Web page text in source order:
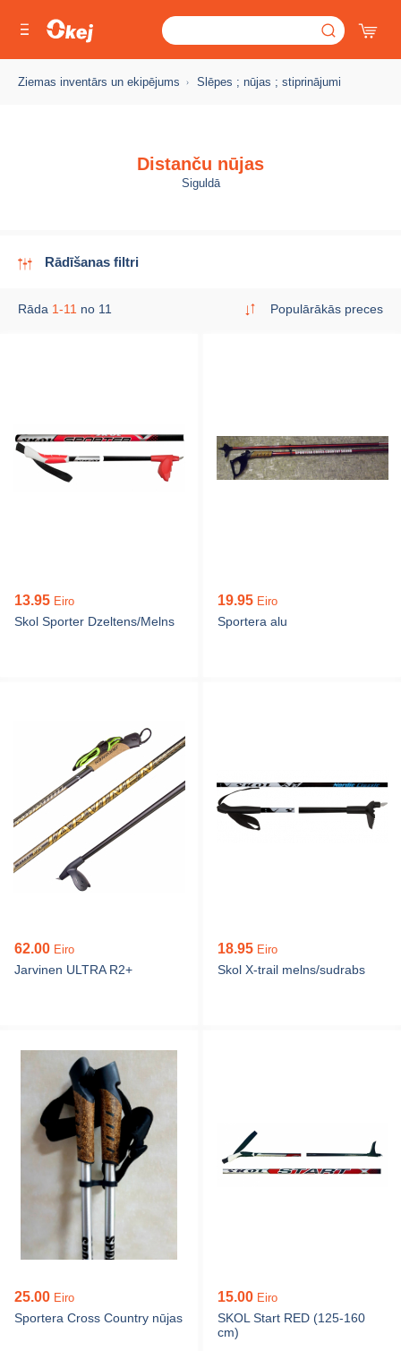
Ziemas inventārs un ekipējums Slēpes ; nūjas ; stiprinājumi
Distanču nūjas
Siguldā
Rādīšanas filtri
Rāda 1-11 no 11 Populārākās preces
13.95 Eiro
Skol Sporter Dzeltens/Melns
19.95 Eiro
Sportera alu
62.00 Eiro
Jarvinen ULTRA R2+
18.95 Eiro
Skol X-trail melns/sudrabs
25.00 Eiro
Sportera Cross Country nūjas
15.00 Eiro
SKOL Start RED (125-160
cm)